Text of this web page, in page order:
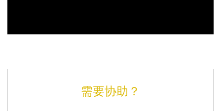
需要协助？